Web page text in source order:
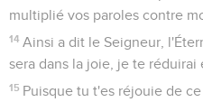
multiplié vos paroles contre
14 Ainsi a dit le Seigneur,
sera dans la joie, je te réduirai
15 Puisque tu t'es réjouie de